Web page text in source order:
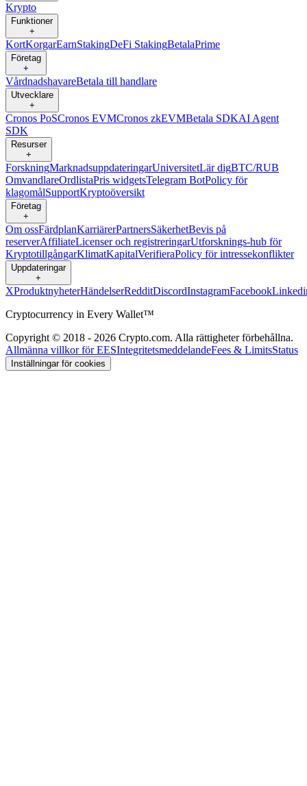
Krypto
Funktioner
+
KortKorgarEarnStakingDeFi StakingBetalaPrime
Företag
+
VårdnadshavareBetala till handlare
Utvecklare
+
Cronos PoSCronos EVMCronos zkEVMBetala SDKAI Agent
SDK
Resurser
+
ForskningMarknadsuppdateringarUniversitetLär digBTC/RUB
OmvandlareOrdlistaPris widgetsTelegram BotPolicy för
klagomålSupportKryptoöversikt
Företag
+
Om ossFärdplanKarriärerPartnersSäkerhetBevis på
reserverAffiliateLicenser och registreringarUtforsknings-hub för
KryptotillgångarKlimatKapitalVerifieraPolicy för intressekonflikter
Uppdateringar
+
XProduktnyheterHändelserRedditDiscordInstagramFacebook
Cryptocurrency in Every Wallet™
Copyright © 2018 - 2026 Crypto.com. Alla rättigheter förbehållna.
Allmänna villkor för EESIntegritetsmeddelandeFees & LimitsStatus
Inställningar för cookies